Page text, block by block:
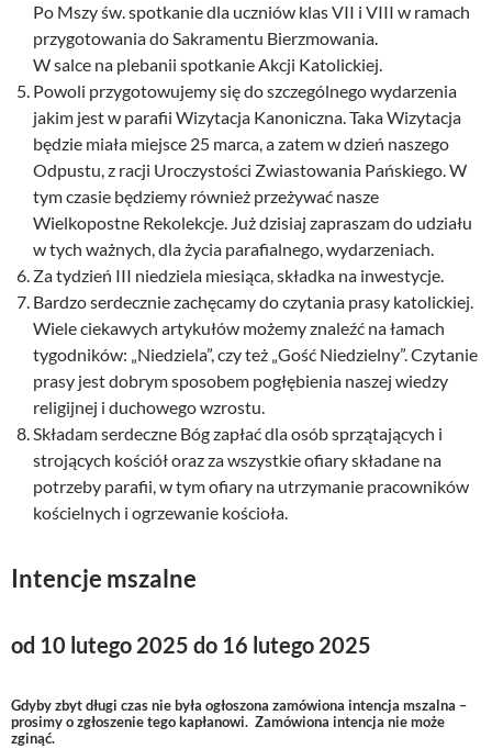
Po Mszy św. spotkanie dla uczniów klas VII i VIII w ramach
przygotowania do Sakramentu Bierzmowania.
W salce na plebanii spotkanie Akcji Katolickiej.
Powoli przygotowujemy się do szczególnego wydarzenia
jakim jest w parafii Wizytacja Kanoniczna. Taka Wizytacja
będzie miała miejsce 25 marca, a zatem w dzień naszego
Odpustu, z racji Uroczystości Zwiastowania Pańskiego. W
tym czasie będziemy również przeżywać nasze
Wielkopostne Rekolekcje. Już dzisiaj zapraszam do udziału
w tych ważnych, dla życia parafialnego, wydarzeniach.
Za tydzień III niedziela miesiąca, składka na inwestycje.
Bardzo serdecznie zachęcamy do czytania prasy katolickiej.
Wiele ciekawych artykułów możemy znaleźć na łamach
tygodników: „Niedziela”, czy też „Gość Niedzielny”. Czytanie
prasy jest dobrym sposobem pogłębienia naszej wiedzy
religijnej i duchowego wzrostu.
Składam serdeczne Bóg zapłać dla osób sprzątających i
strojących kościół oraz za wszystkie ofiary składane na
potrzeby parafii, w tym ofiary na utrzymanie pracowników
kościelnych i ogrzewanie kościoła.
Intencje mszalne
od 10 lutego 2025 do 16 lutego 2025
Gdyby zbyt długi czas nie była ogłoszona zamówiona intencja mszalna –
prosimy o zgłoszenie tego kapłanowi. Zamówiona intencja nie może
zginąć.